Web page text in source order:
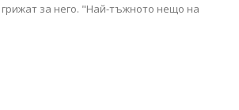
за него. "Най-тъжното нещо на